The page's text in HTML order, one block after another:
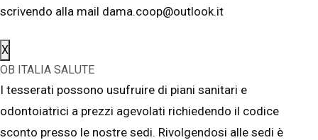
scrivendo alla mail dama.coop@outlook.it
X
OB ITALIA SALUTE
I tesserati possono usufruire di piani sanitari e
odontoiatrici a prezzi agevolati richiedendo il codice
sconto presso le nostre sedi. Rivolgendosi alle sedi è